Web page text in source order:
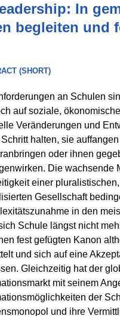
In
begleiten und
(SHORT)
an Schulen
auf soziale,
Veränderungen und
halten, sie
oder ihnen
Die wachsende
einer
Gesellschaft
in den
Schule längst nicht
fest gefügten Kanon
und sich auf eine
Gleichzeitig hat der
mit seinem
der
und ihre